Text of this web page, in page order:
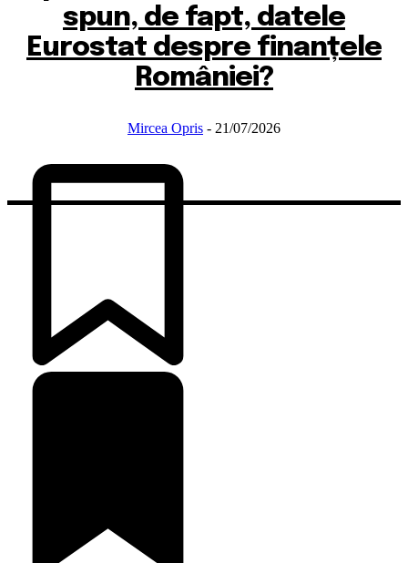
spun, de fapt, datele
Eurostat despre finanțele
României?
Mircea Opris - 21/07/2026